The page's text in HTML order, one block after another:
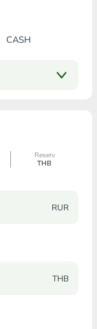
CASH
Reserv
THB
RUR
THB